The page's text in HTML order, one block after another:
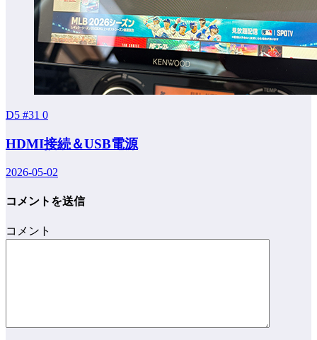
D5 #31 0
HDMI接続＆USB電源
2026-05-02
コメントを送信
コメント